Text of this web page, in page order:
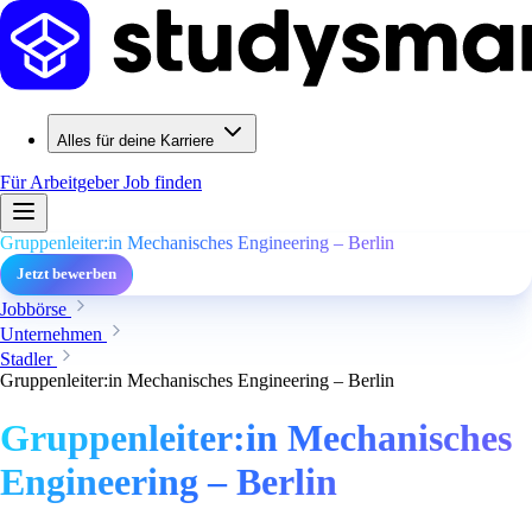
Alles für deine Karriere
Für ArbeitgeberJob finden
Gruppenleiter:in Mechanisches Engineering – Berlin
Jetzt bewerben
Jobbörse
Unternehmen
Stadler
Gruppenleiter:in Mechanisches Engineering – Berlin
Gruppenleiter:in Mechanisches
Engineering – Berlin